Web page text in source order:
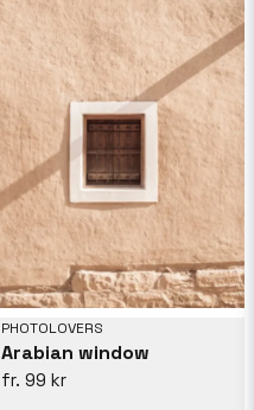
PHOTOLOVERS
Arabian window
99 kr